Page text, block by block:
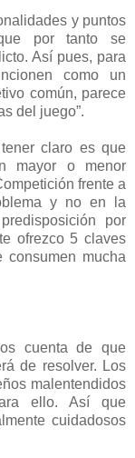
y puntos
por tanto se
Así pues, para
como un
común, parece
del juego”.
claro es que
mayor o menor
frente a
y no en la
por
ofrezco 5 claves
consumen mucha
cuenta de que
de resolver. Los
malentendidos
ello. Así que
cuidadosos